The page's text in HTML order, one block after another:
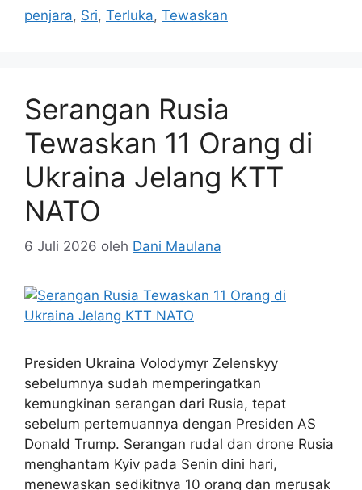
penjara, Sri, Terluka, Tewaskan
Serangan Rusia
Tewaskan 11 Orang di
Ukraina Jelang KTT
NATO
6 Juli 2026 oleh Dani Maulana
Presiden Ukraina Volodymyr Zelenskyy
sebelumnya sudah memperingatkan
kemungkinan serangan dari Rusia, tepat
sebelum pertemuannya dengan Presiden AS
Donald Trump. Serangan rudal dan drone Rusia
menghantam Kyiv pada Senin dini hari,
menewaskan sedikitnya 10 orang dan merusak